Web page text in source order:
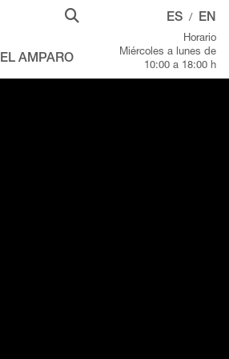
EL AMPARO
ES / EN
Horario
Miércoles a lunes de
10:00 a 18:00 h